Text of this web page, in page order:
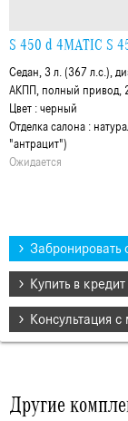
S 450 d 4MATIC S
Седан, 3 л. (367 л.с.),
АКПП, полный привод,
Цвет : черный
Отделка салона :
"антрацит")
Ожидается
Забронировать
Купить в кредит
Консультация
Другие